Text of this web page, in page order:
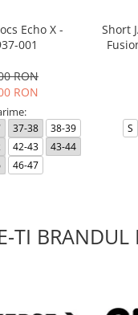
Echo X -
001
RON
RON
37-38
38-39
42-43
43-44
46-47
Short
S
TI BRANDUL